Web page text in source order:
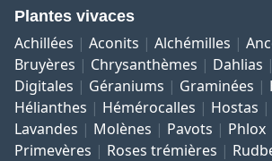
Plantes vivaces
Achillées Aconits Alchémilles
Bruyères
Chrysanthèmes Dahlias
Digitales
Géraniums Graminées
Hélianthes
Hémérocalles Hostas
Lavandes
Molènes Pavots Phlox
Primevères
Roses trémières